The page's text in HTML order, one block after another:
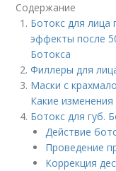
Содержание
Ботокс для лица
эффекты после
Ботокса
Филлеры для
Маски с
Какие
Ботокс для губ.
Действие
Проведение
Коррекция